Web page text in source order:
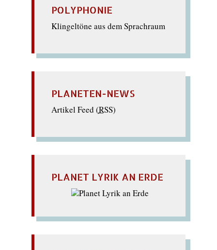
POLYPHONIE
Klingeltöne aus dem Sprachraum
PLANETEN-NEWS
Artikel Feed (RSS)
PLANET LYRIK AN ERDE